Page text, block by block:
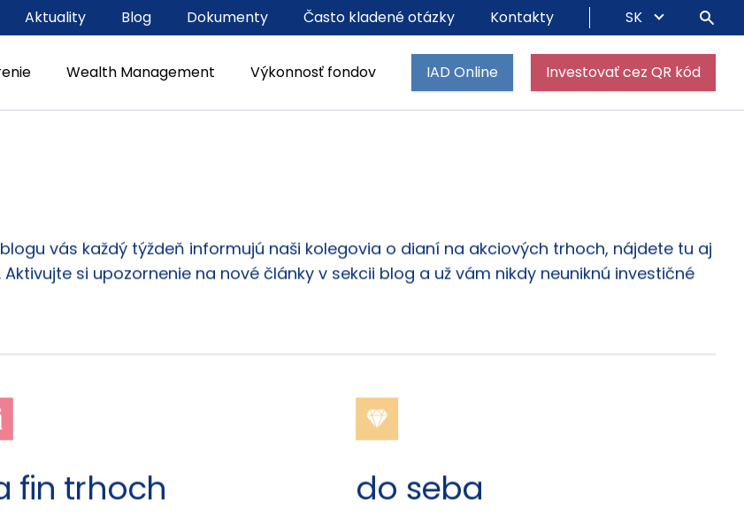
Wealth Management Výkonnosť fondov IAD Online Investovať cez QR kód
Aktuality Blog Dokumenty Často kladené otázky Kontakty SK
vás každý týždeň informujú naši kolegovia o dianí na akciových trhoch, nájdete tu aj
si upozornenie na nové články v sekcii blog a už vám nikdy neuniknú investičné
fin trhoch do seba